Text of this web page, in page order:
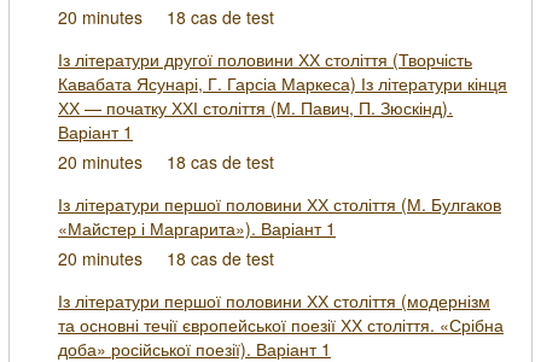
20 minutes
18 cas de test
Із літератури другої половини ХХ століття (Творчість
Кавабата Ясунарі, Г. Гарсіа Маркеса) Із літератури кінця
ХХ — початку ХХІ століття (М. Павич, П. Зюскінд).
Варіант 1
20 minutes
18 cas de test
Із літератури першої половини ХХ століття (М. Булгаков
«Майстер і Маргарита»). Варіант 1
20 minutes
18 cas de test
Із літератури першої половини ХХ століття (модернізм
та основні течії європейської поезії ХХ століття. «Срібна
доба» російської поезії). Варіант 1